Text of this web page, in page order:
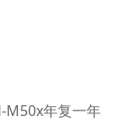
M50x年复一年